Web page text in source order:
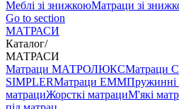
Меблі зі знижкоюМатраци зі
Go to section
МАТРАСИ
Каталог/
МАТРАСИ
Матраци МАТРОЛЮКСМатраци
SIMPLERМатраци ЕММПружинні
матрациЖорсткі матрациМ'які